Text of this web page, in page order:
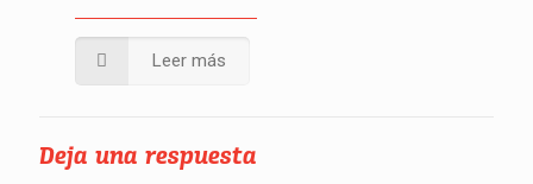
Leer más
Deja una respuesta